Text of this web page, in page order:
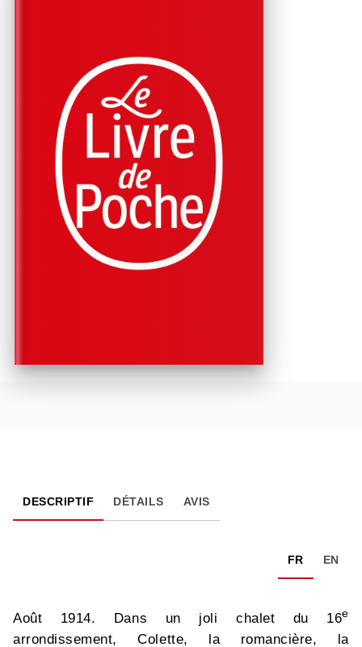
DESCRIPTIF DÉTAILS AVIS
FR EN
Août 1914. Dans un joli chalet du 16e
arrondissement, Colette, la romancière, la